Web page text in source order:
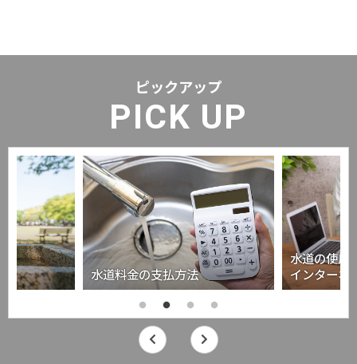
ピックアップ
PICK UP
水道料金の支払方法
水道の使用
インターネ